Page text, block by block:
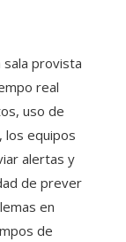
sala provista
real
uso de
los equipos
alertas y
de prever
en
de